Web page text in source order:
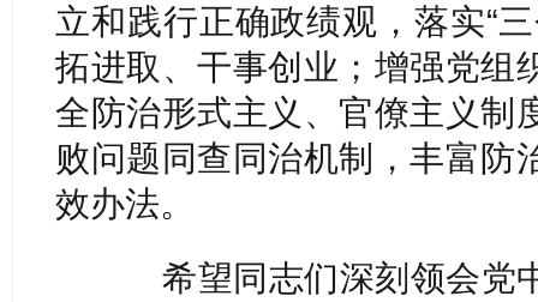
立和践行正确政绩观，落实“
拓进取、干事创业；增强党组
全防治形式主义、官僚主义制
败问题同查同治机制，丰富防
效办法。
希望同志们深刻领会党